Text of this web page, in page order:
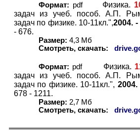
Формат: pdf Физика.
задач из учеб. пособ. А.П.
задач по физике. 10-11кл.",2004.
- 676.
Размер: 4,3 Мб
Смотреть, скачать:
Формат: pdf Физика. 1
задач из учеб. пособ. А.П.
задач по физике. 10-11кл.",
678 - 1211.
Размер: 2,7 Мб
Смотреть, скачать: